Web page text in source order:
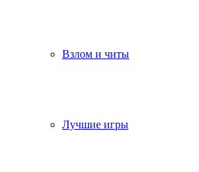
Взлом и читы
Лучшие игры